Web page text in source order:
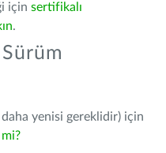
için sertifikalı
.
yenisi gereklidir) için